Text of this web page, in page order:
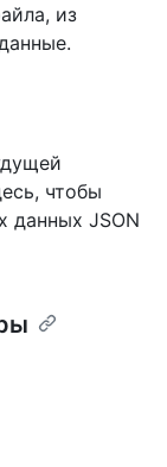
из
чтобы
данных JSON